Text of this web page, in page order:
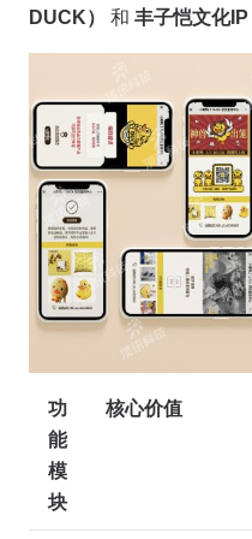
DUCK）
和 丰子恺文化IP
功
能
模
块
核心价值